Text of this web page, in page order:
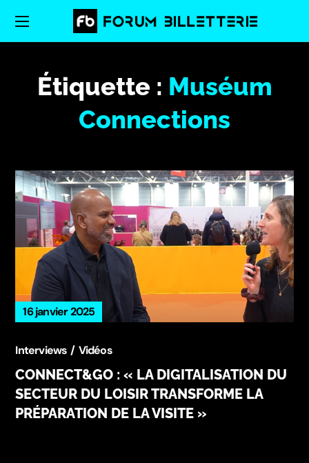
Étiquette : Muséum
Connections
16 janvier 2025
Interviews Vidéos
CONNECT&GO : « LA DIGITALISATION DU
SECTEUR DU LOISIR TRANSFORME LA
PRÉPARATION DE LA VISITE »